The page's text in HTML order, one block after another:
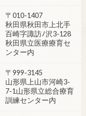
〒010-1407
秋田県秋田市上北手
百崎字諏訪ﾉ沢3-128
秋田県立医療療育セ
ンター内
〒999-3145
山形県上山市河崎3-
7-1山形県立総合療育
訓練センター内